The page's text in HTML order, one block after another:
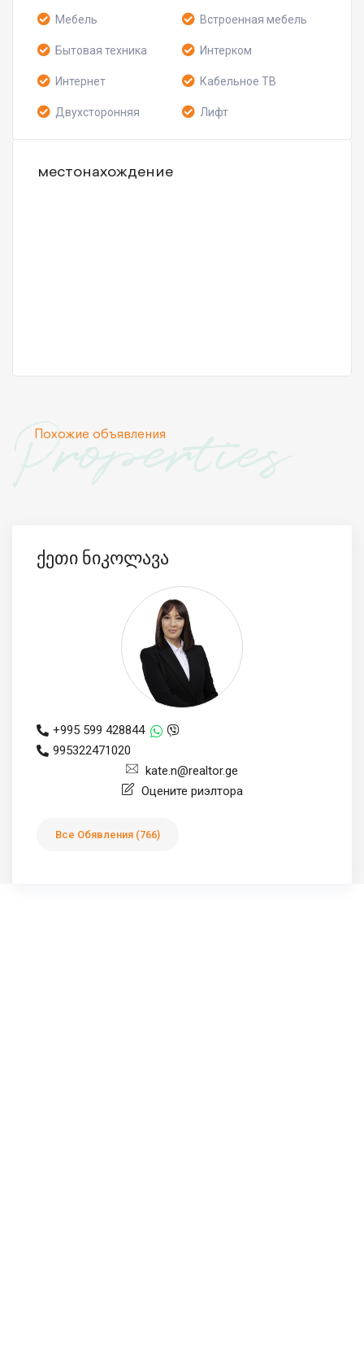
Мебель Встроенная мебель
Бытовая техника Интерком
Интернет Кабельное ТВ
Двухсторонняя Лифт
местонахождение
Properties
Похожие объявления
ქეთი ნიკოლავა
+995 599 428844
995322471020
kate.n@realtor.ge
Оцените риэлтора
Все Обявления (766)